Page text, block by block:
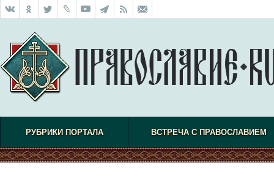
РУБРИКИ ПОРТАЛА ВСТРЕЧА С ПРАВОСЛАВИЕМ